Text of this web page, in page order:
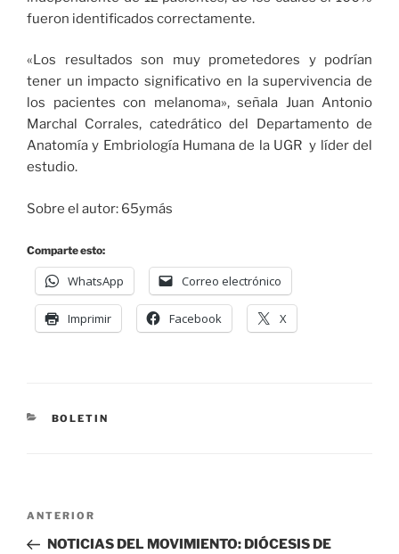
fueron identificados correctamente.
«Los resultados son muy prometedores y podrían
tener un impacto significativo en la supervivencia de
los pacientes con melanoma», señala Juan Antonio
Marchal Corrales, catedrático del Departamento de
Anatomía y Embriología Humana de la UGR y líder del
estudio.
Sobre el autor: 65ymás
Comparte esto:
WhatsApp Correo electrónico
Imprimir Facebook X
BOLETIN
ANTERIOR
NOTICIAS DEL MOVIMIENTO: DIÓCESIS DE